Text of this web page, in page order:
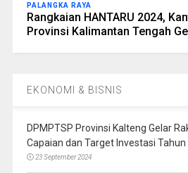
PALANGKA RAYA
Rangkaian HANTARU 2024,
Provinsi Kalimantan Tengah
EKONOMI & BISNIS
DPMPTSP Provinsi Kalteng Gelar
Capaian dan Target Investasi
23 September 2024